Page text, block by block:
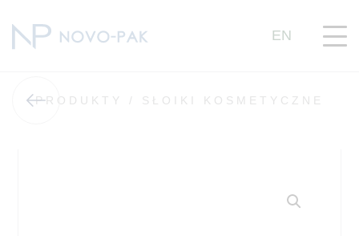
EN
PRODUKTY / SŁOIKI KOSMETYCZNE